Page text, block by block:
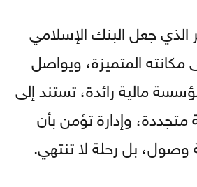
جعل البنك الإسلامي
مكانته المتميزة، ويواصل
مالية رائدة، تستند إلى
وإدارة تؤمن بأن
بل رحلة لا تنتهي.